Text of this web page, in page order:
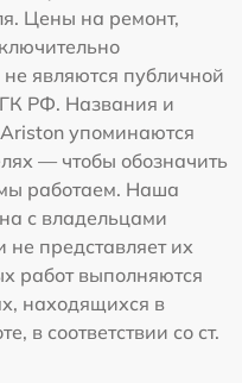
Цены на ремонт,
являются публичной
ГК РФ. Названия и
упоминаются
— чтобы обозначить
работаем. Наша
с владельцами
представляет их
работ выполняются
находящихся в
в соответствии со ст.